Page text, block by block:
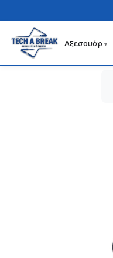
Απευθείας
μετάβαση
Μετάβαση
σε
Αξεσουάρ